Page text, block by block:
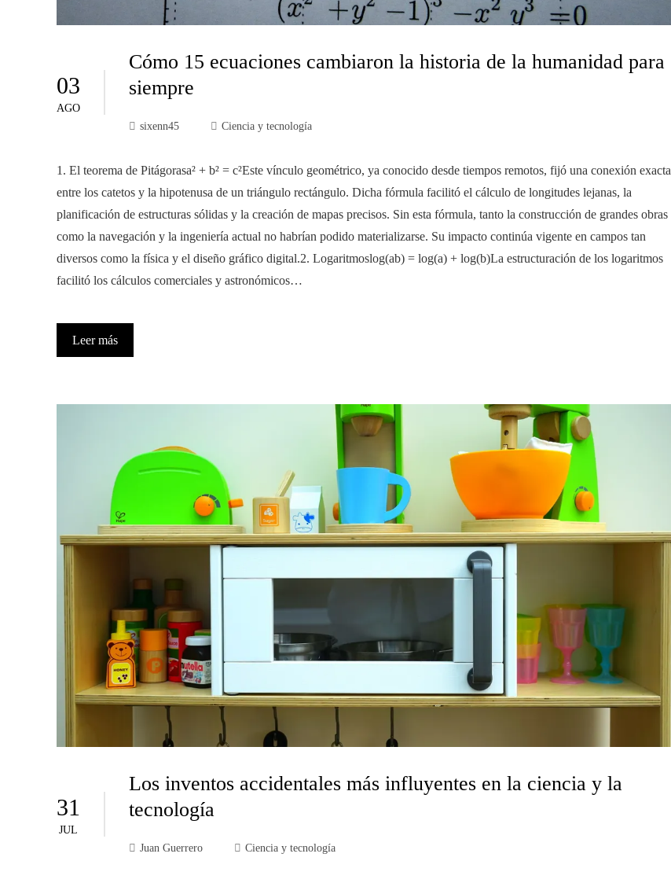
03
AGO
Cómo 15 ecuaciones cambiaron la historia de la humanidad para
siempre
sixenn45 Ciencia y tecnología
1. El teorema de Pitágorasa² + b² = c²Este vínculo geométrico, ya conocido desde tiempos remotos, fijó una conexión exacta
entre los catetos y la hipotenusa de un triángulo rectángulo. Dicha fórmula facilitó el cálculo de longitudes lejanas, la
planificación de estructuras sólidas y la creación de mapas precisos. Sin esta fórmula, tanto la construcción de grandes obras
como la navegación y la ingeniería actual no habrían podido materializarse. Su impacto continúa vigente en campos tan
diversos como la física y el diseño gráfico digital.2. Logaritmoslog(ab) = log(a) + log(b)La estructuración de los logaritmos
facilitó los cálculos comerciales y astronómicos…
Leer más
31
JUL
Los inventos accidentales más influyentes en la ciencia y la
tecnología
Juan Guerrero Ciencia y tecnología